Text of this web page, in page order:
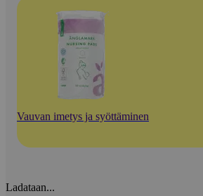
Vauvan imetys ja syöttäminen
Ladataan...